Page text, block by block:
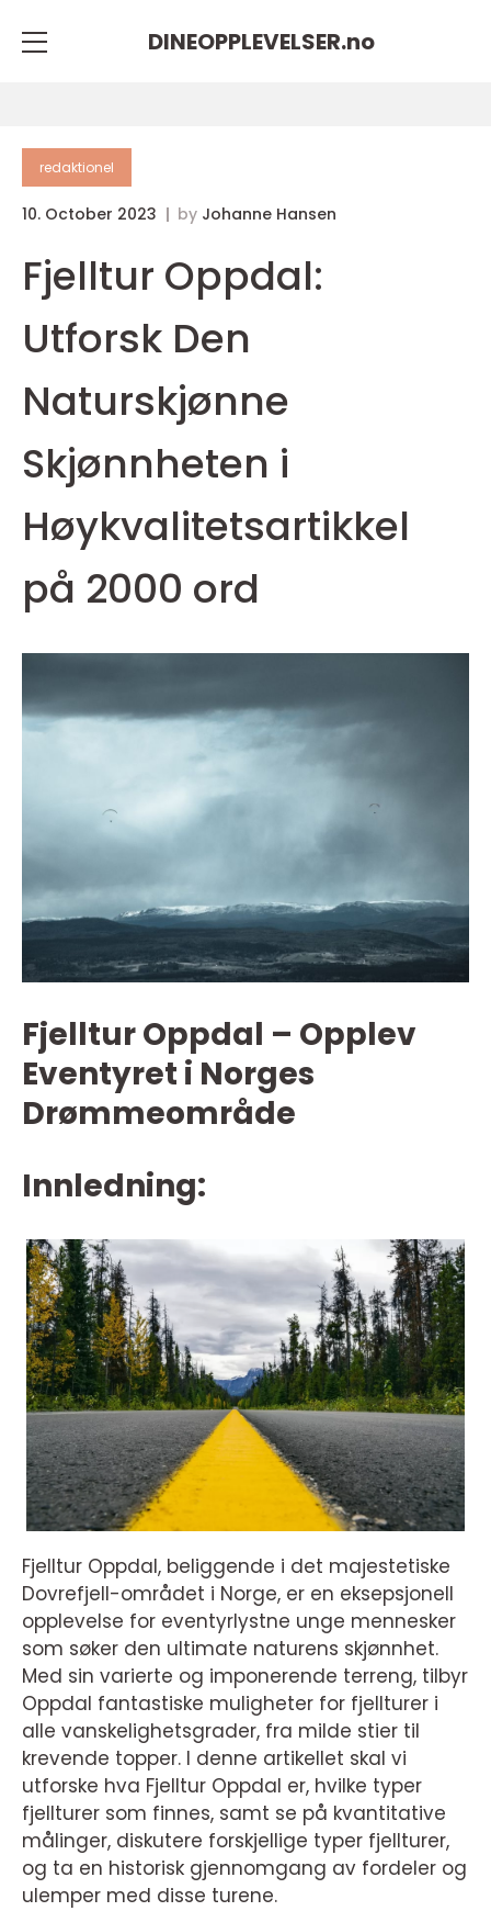
DINEOPPLEVELSER.no
redaktionel
10. October 2023 by Johanne Hansen
Fjelltur Oppdal:
Utforsk Den
Naturskjønne
Skjønnheten i
Høykvalitetsartikkel
på 2000 ord
Fjelltur Oppdal – Opplev
Eventyret i Norges
Drømmeområde
Innledning:
Fjelltur Oppdal, beliggende i det majestetiske
Dovrefjell-området i Norge, er en eksepsjonell
opplevelse for eventyrlystne unge mennesker
som søker den ultimate naturens skjønnhet.
Med sin varierte og imponerende terreng, tilbyr
Oppdal fantastiske muligheter for fjellturer i
alle vanskelighetsgrader, fra milde stier til
krevende topper. I denne artikellet skal vi
utforske hva Fjelltur Oppdal er, hvilke typer
fjellturer som finnes, samt se på kvantitative
målinger, diskutere forskjellige typer fjellturer,
og ta en historisk gjennomgang av fordeler og
ulemper med disse turene.